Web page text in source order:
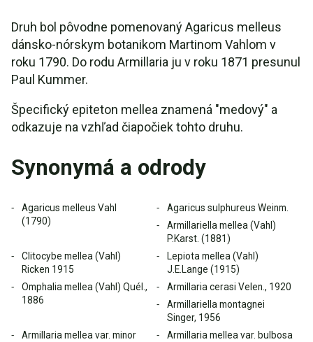
Druh bol pôvodne pomenovaný Agaricus melleus
dánsko-nórskym botanikom Martinom Vahlom v
roku 1790. Do rodu Armillaria ju v roku 1871 presunul
Paul Kummer.
Špecifický epiteton mellea znamená "medový" a
odkazuje na vzhľad čiapočiek tohto druhu.
Synonymá a odrody
Agaricus melleus Vahl
(1790)
Agaricus sulphureus Weinm.
Armillariella mellea (Vahl)
P.Karst. (1881)
Clitocybe mellea (Vahl)
Ricken 1915
Lepiota mellea (Vahl)
J.E.Lange (1915)
Omphalia mellea (Vahl) Quél.,
1886
Armillaria cerasi Velen., 1920
Armillariella montagnei
Singer, 1956
Armillaria mellea var. minor
Armillaria mellea var. bulbosa